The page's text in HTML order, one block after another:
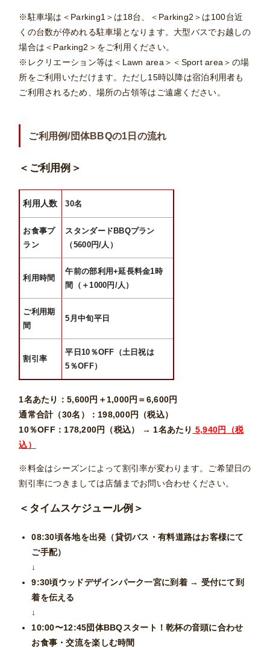
※駐車場は＜Parking1＞は18台、＜Parking2＞は100台近
くの台数が停めれる駐車場となります。大型バスでお越しの
場合は＜Parking2＞をご利用ください。
※レクリエーション等は＜Lawn area＞＜Sport area＞の場
所をご利用いただけます。ただし15時以降は宿泊利用者も
ご利用されるため、場所の占領等はご遠慮ください。
ご利用例/団体BBQの1日の流れ
＜ご利用例＞
利用人数 30名
お食事プ
ラン
スタンダードBBQプラン
（5600円/人）
利用時間
午前の部利用+延長料金1時
間（＋1000円/人）
ご利用期
間
5月中旬平日
割引率
平日10％OFF（土日祝は
5％OFF）
1名あたり：5,600円＋1,000円＝6,600円
通常合計（30名）：198,000円（税込）
10％OFF：178,200円（税込） → 1名あたり 5,940円（税
込）
※料金はシーズンによって割引率が変わります。ご希望日の
割引率につきましては店舗までお問い合わせください。
＜タイムスケジュール例＞
08:30頃各地を出発（貸切バス・有料道路はお客様にて
ご手配）
↓
9:30頃ウッドデザインパーク一宮に到着 → 受付にて到
着を伝える
↓
10:00〜12:45団体BBQスタート！乾杯の音頭に合わせ
お食事・交流を楽しむ時間